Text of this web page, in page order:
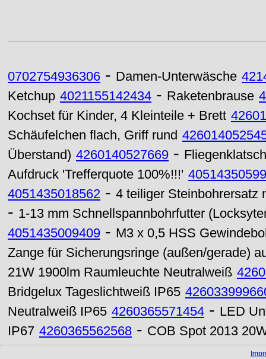
0702754936306 - Damen-Unterwäsche
Ketchup 4021155142434 - Raketenbrause
Kochset für Kinder, 4 Kleinteile + Brett
Schäufelchen flach, Griff rund
Überstand) 4260140527669 -
Aufdruck 'Trefferquote 100%!!!'
4051435018562 - 4 teiliger Steinbohrersatz
- 1-13 mm Schnellspannbohrfutter
4051435009409 - M3 x 0,5 HSS
Zange für Sicherungsringe (außen/gerade)
21W 1900lm Raumleuchte Neutralweiß
Bridgelux Tageslichtweiß IP65
Neutralweiß IP65 4260365571454 - LED
IP67 4260365562568 - COB Spot 2013